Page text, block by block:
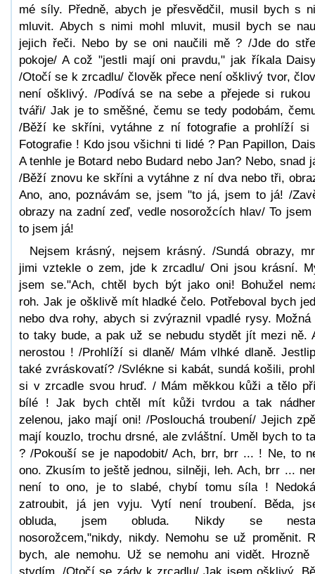
mé síly. Předně, abych je přesvědčil, musil bych s
mluvit. Abych s nimi mohl mluvit, musil bych se
jejich řeči. Nebo by se oni naučili mě ? /Jde do
pokoje/ A což "jestli mají oni pravdu," jak říkala
/Otočí se k zrcadlu/ člověk přece není ošklivý tvor,
není ošklivý. /Podívá se na sebe a přejede si rukou
tváři/ Jak je to směšné, čemu se tedy podobám,
/Běží ke skříni, vytáhne z ní fotografie a prohlíží si
Fotografie ! Kdo jsou všichni ti lidé ? Pan Papillon,
A tenhle je Botard nebo Budard nebo Jan? Nebo, snad
/Běží znovu ke skříni a vytáhne z ní dva nebo tři,
Ano, ano, poznávám se, jsem "to já, jsem to já! /
obrazy na zadní zeď, vedle nosorožcích hlav/ To jsem
to jsem já!
Nejsem krásný, nejsem krásný. /Sundá obrazy,
jimi vztekle o zem, jde k zrcadlu/ Oni jsou krásní.
jsem se."Ach, chtěl bych být jako oni! Bohužel
roh. Jak je ošklivě mít hladké čelo. Potřeboval bych
nebo dva rohy, abych si zvýraznil vpadlé rysy. Možná
to taky bude, a pak už se nebudu stydět jít mezi ně.
nerostou ! /Prohlíží si dlaně/ Mám vlhké dlaně.
také zvráskovatí? /Svlékne si kabát, sundá košili,
si v zrcadle svou hruď. / Mám měkkou kůži a tělo
bílé ! Jak bych chtěl mít kůži tvrdou a tak
zelenou, jako mají oni! /Poslouchá troubení/ Jejich
mají kouzlo, trochu drsné, ale zvláštní. Uměl bych to
? /Pokouší se je napodobit/ Ach, brr, brr ... ! Ne, to
ono. Zkusím to ještě jednou, silněji, leh. Ach, brr ...
není to ono, je to slabé, chybí tomu síla !
zatroubit, já jen vyju. Vytí není troubení. Běda,
obluda, jsem obluda. Nikdy se
nosorožcem,"nikdy, nikdy. Nemohu se už proměnit.
bych, ale nemohu. Už se nemohu ani vidět. Hrozně
stydím. /Otočí se zády k zrcadlu/ Jak jsem ošklivý.